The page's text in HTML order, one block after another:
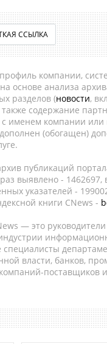
ССЫЛКА
компании,
основе анализа
разделов (новости,
содержание
с именем компании
(обогащен)
публикаций
выявлено - 1462697,
указателей -
книги CNews -
— это
специалисты
власти, банков,
поставщиков